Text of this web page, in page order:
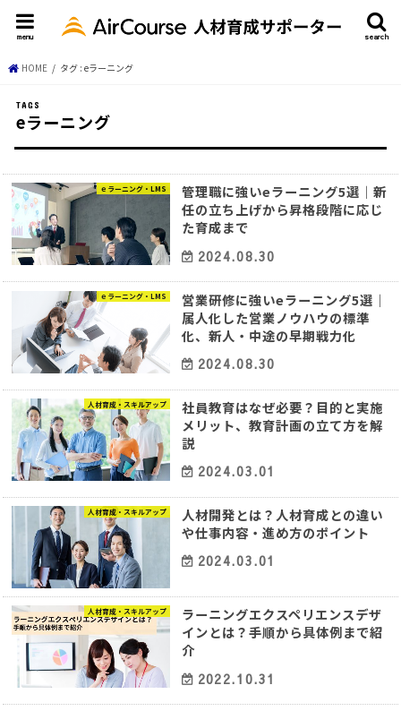
search
menu
HOME タグ : eラーニング
eラーニング
ｅラーニング・LMS
管理職に強いeラーニング5選｜新
任の立ち上げから昇格段階に応じ
た育成まで
2024.08.30
ｅラーニング・LMS
営業研修に強いeラーニング5選｜
属人化した営業ノウハウの標準
化、新人・中途の早期戦力化
2024.08.30
人材育成・スキルアップ
社員教育はなぜ必要？目的と実施
メリット、教育計画の立て方を解
説
2024.03.01
人材育成・スキルアップ
人材開発とは？人材育成との違い
や仕事内容・進め方のポイント
2024.03.01
人材育成・スキルアップ
ラーニングエクスペリエンスデザ
インとは？手順から具体例まで紹
介
2022.10.31